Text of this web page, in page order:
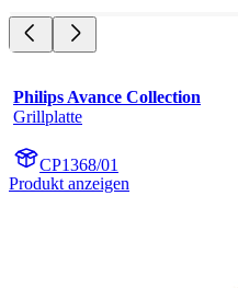
Philips Avance Collection
Grillplatte
CP1368/01
Produkt anzeigen